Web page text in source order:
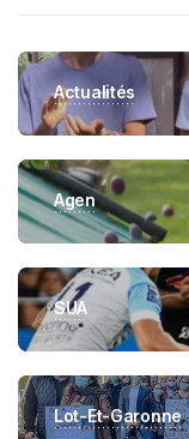
Actualités
Agen
SUA
Lot-Et-Garonne